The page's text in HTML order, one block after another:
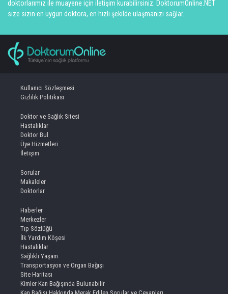
doktorlarımız ile muayene için iletişim kurabilirsiniz. DoktorumOnline.NET
size sizin en uygun doktora, en hızlı şekilde ulaşmanızı sağlar.
Kullanıcı Sözleşmesi
Gizlilik Politikası
Doktor ve Sağlık Sitesi
Hastalıklar
Doktor Bul
Üye Hizmetleri
İletişim
Sorular
Makaleler
Doktorlar
Haberler
Merkezler
Tıp Sözlüğü
İlk Yardım Köşesi
Hastalıklar
Sağlıklı Yaşam
Transportasyon ve Organ Bağışı
Site Haritası
Kimler Kan Bağışında Bulunabilir